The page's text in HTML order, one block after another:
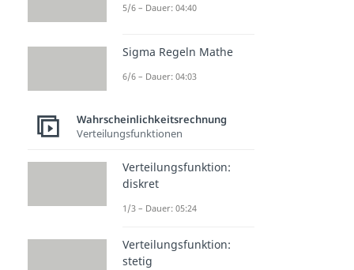
5/6 – Dauer: 04:40
Sigma Regeln Mathe
6/6 – Dauer: 04:03
Wahrscheinlichkeitsrechnung
Verteilungsfunktionen
Verteilungsfunktion:
diskret
1/3 – Dauer: 05:24
Verteilungsfunktion:
stetig